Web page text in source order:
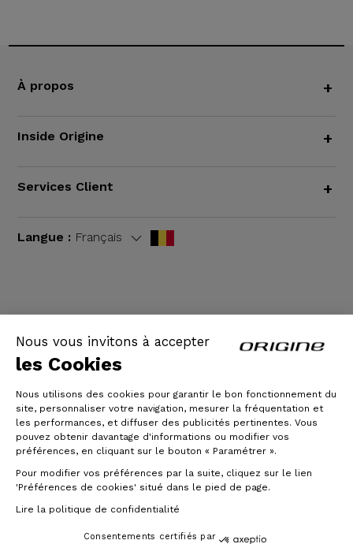
Nous vous invitons à accepter
les Cookies
Nous utilisons des cookies pour garantir le bon fonctionnement du
site, personnaliser votre navigation, mesurer la fréquentation et
les performances, et diffuser des publicités pertinentes. Vous
pouvez obtenir davantage d'informations ou modifier vos
préférences, en cliquant sur le bouton « Paramétrer ».
Pour modifier vos préférences par la suite, cliquez sur le lien
'Préférences de cookies' situé dans le pied de page.
Lire la politique de confidentialité
Consentements certifiés par
À propos +
Inside Origine +
Services Client +
Langue : Français
© Origine Cycles